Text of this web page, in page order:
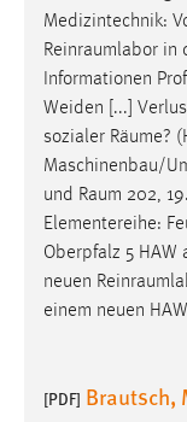
Medizintechnik:
Reinraumlabor in
Informationen
Weiden [...]
sozialer Räume?
Maschinenbau/
und Raum 202,
Elementereihe:
Oberpfalz 5
neuen
einem neuen
[PDF] Brautsch,
Sie tun dies,
hinweg
Google Ads
Name:
Anbieter:
Google
Zweck:
Conversion-
3 Monate